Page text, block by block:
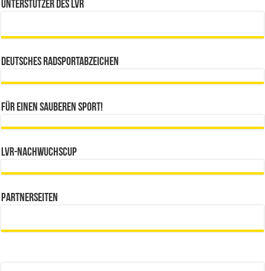
Unterstützer des LVR
Deutsches Radsportabzeichen
Für einen sauberen Sport!
LVR-Nachwuchscup
Partnerseiten